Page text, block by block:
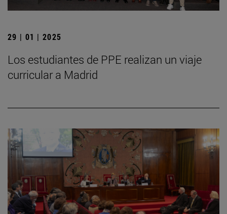
29 | 01 | 2025
Los estudiantes de PPE realizan un viaje
curricular a Madrid